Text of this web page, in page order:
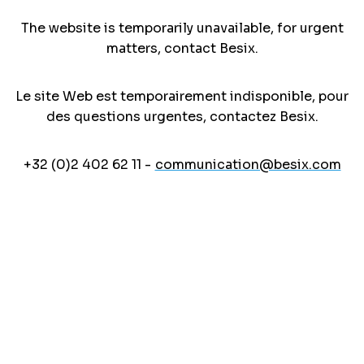
The website is temporarily unavailable, for urgent
matters, contact Besix.
Le site Web est temporairement indisponible, pour
des questions urgentes, contactez Besix.
+32 (0)2 402 62 11 - communication@besix.com